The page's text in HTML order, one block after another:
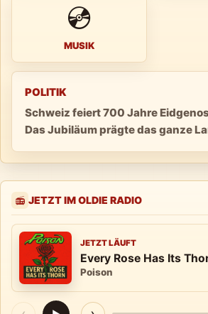
💿
MUSIK
POLITIK
Schweiz feiert 700 Jahre
Das Jubiläum prägte das ganze
📻 JETZT IM OLDIE RADIO
JETZT LÄUFT
Every Rose Has Its
Poison